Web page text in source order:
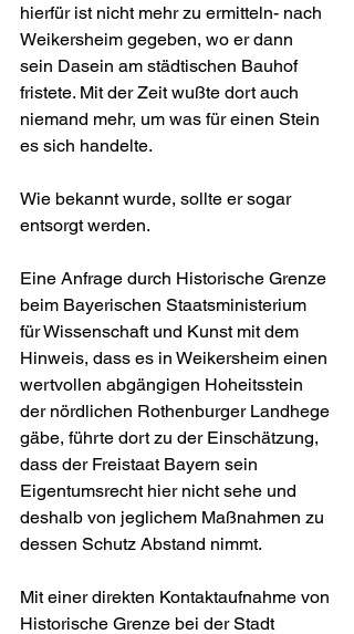
hierfür ist nicht mehr zu ermitteln- nach
Weikersheim gegeben, wo er dann
sein Dasein am städtischen Bauhof
fristete. Mit der Zeit wußte dort auch
niemand mehr, um was für einen Stein
es sich handelte.
Wie bekannt wurde, sollte er sogar
entsorgt werden.
Eine Anfrage durch Historische Grenze
beim Bayerischen Staatsministerium
für Wissenschaft und Kunst mit dem
Hinweis, dass es in Weikersheim einen
wertvollen abgängigen Hoheitsstein
der nördlichen Rothenburger Landhege
gäbe, führte dort zu der Einschätzung,
dass der Freistaat Bayern sein
Eigentumsrecht hier nicht sehe und
deshalb von jeglichem Maßnahmen zu
dessen Schutz Abstand nimmt.
Mit einer direkten Kontaktaufnahme von
Historische Grenze bei der Stadt